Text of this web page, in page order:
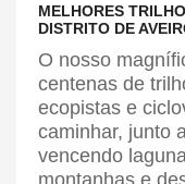
MELHORES
DISTRITO DE
O nosso
centenas de
ecopistas e
caminhar, junto
vencendo
montanhas e